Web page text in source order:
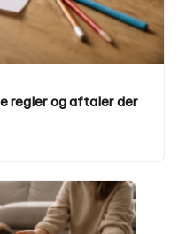
regler og aftaler der